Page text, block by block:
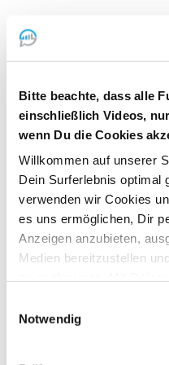
Bitte beachte, dass alle
einschließlich Videos,
wenn Du die Cookies
Willkommen auf unserer
Dein Surferlebnis optimal
verwenden wir Cookies
es uns ermöglichen, Dir
Anzeigen anzubieten,
Medien bereitzustellen
personalisierte Anzeigen
Einwilligung jederzeit
Notwendig
Entwicklung
Sicherstellung,
Prozesse